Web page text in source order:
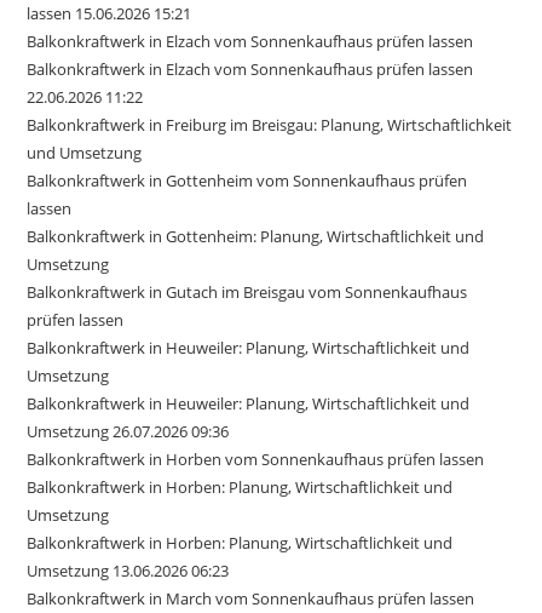
lassen 15.06.2026 15:21
Balkonkraftwerk in Elzach vom Sonnenkaufhaus prüfen lassen
Balkonkraftwerk in Elzach vom Sonnenkaufhaus prüfen lassen
22.06.2026 11:22
Balkonkraftwerk in Freiburg im Breisgau: Planung, Wirtschaftlichkeit
und Umsetzung
Balkonkraftwerk in Gottenheim vom Sonnenkaufhaus prüfen
lassen
Balkonkraftwerk in Gottenheim: Planung, Wirtschaftlichkeit und
Umsetzung
Balkonkraftwerk in Gutach im Breisgau vom Sonnenkaufhaus
prüfen lassen
Balkonkraftwerk in Heuweiler: Planung, Wirtschaftlichkeit und
Umsetzung
Balkonkraftwerk in Heuweiler: Planung, Wirtschaftlichkeit und
Umsetzung 26.07.2026 09:36
Balkonkraftwerk in Horben vom Sonnenkaufhaus prüfen lassen
Balkonkraftwerk in Horben: Planung, Wirtschaftlichkeit und
Umsetzung
Balkonkraftwerk in Horben: Planung, Wirtschaftlichkeit und
Umsetzung 13.06.2026 06:23
Balkonkraftwerk in March vom Sonnenkaufhaus prüfen lassen